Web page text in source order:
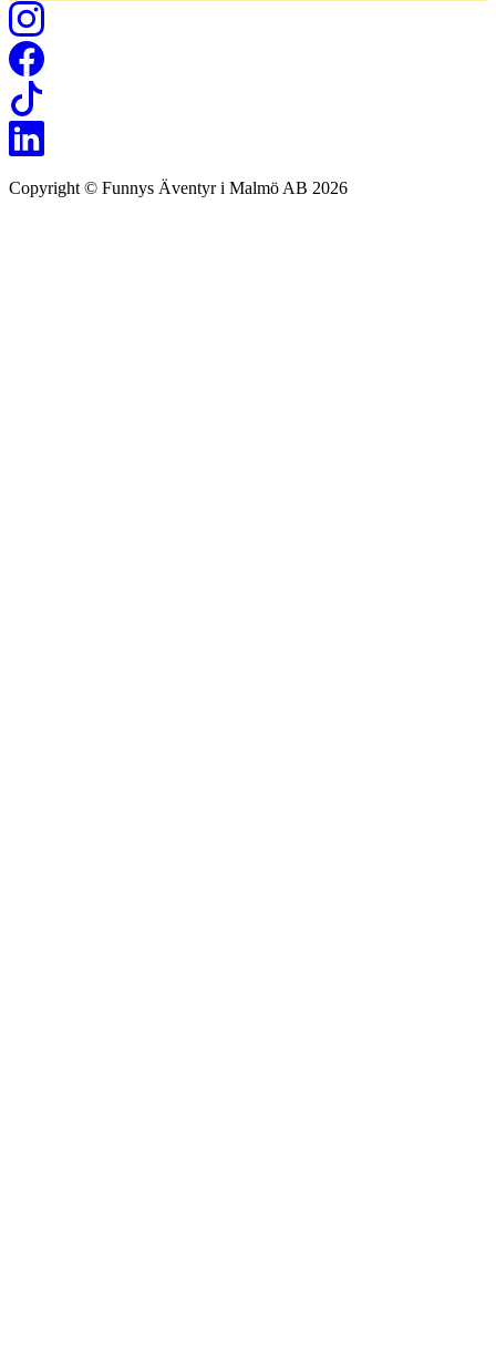
Copyright © Funnys Äventyr i Malmö AB 2026